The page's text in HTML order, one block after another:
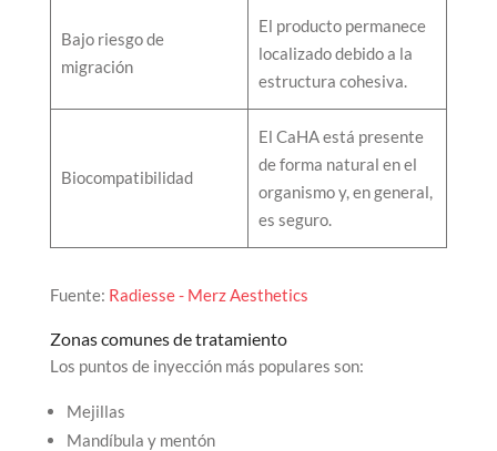
Bajo riesgo de
migración
El producto permanece
localizado debido a la
estructura cohesiva.
Biocompatibilidad
El CaHA está presente
de forma natural en el
organismo y, en general,
es seguro.
Fuente: Radiesse - Merz Aesthetics
Zonas comunes de tratamiento
Los puntos de inyección más populares son:
Mejillas
Mandíbula y mentón